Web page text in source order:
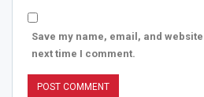
Save my name, email, and
next time I comment.